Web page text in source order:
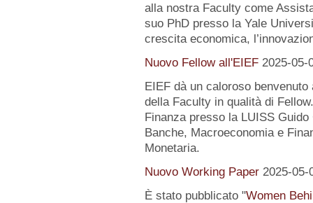
alla nostra Faculty come
suo PhD presso la Yale
crescita economica,
Nuovo Fellow all'EIEF 2025-05-
EIEF dà un caloroso
della Faculty in qualità di
Finanza presso la LUISS
Banche, Macroeconomia e
Monetaria.
Nuovo Working Paper 2025-05-
È stato pubblicato "Women